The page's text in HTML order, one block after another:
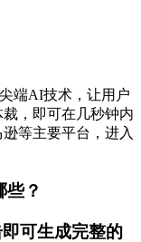
端AI技术，让用户
，即可在几秒钟内
等主要平台，进入
些？
可生成完整的